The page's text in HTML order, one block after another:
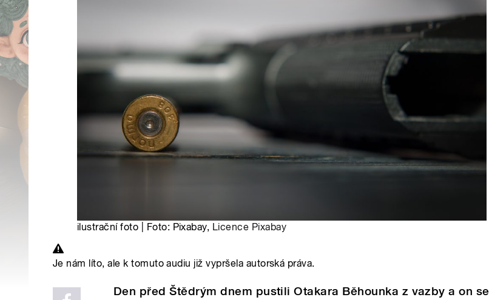
ilustrační foto | Foto: Pixabay, Licence Pixabay
Je nám líto, ale k tomuto audiu již vypršela autorská práva.
Den před Štědrým dnem pustili Otakara Běhounka z vazby a on se